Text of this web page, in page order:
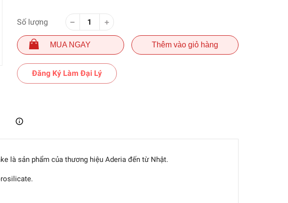
Số lượng
MUA NGAY Thêm vào giỏ hàng
Đăng Ký Làm Đại Lý
là sản phẩm của thương hiệu Aderia đến từ Nhật.